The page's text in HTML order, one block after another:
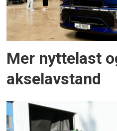
Mer nyttelast
akselavstand